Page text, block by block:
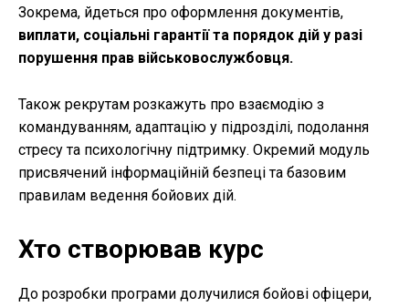
Зокрема, йдеться про оформлення документів,
виплати, соціальні гарантії та порядок дій у разі
порушення прав військовослужбовця.
Також рекрутам розкажуть про взаємодію з
командуванням, адаптацію у підрозділі, подолання
стресу та психологічну підтримку. Окремий модуль
присвячений інформаційній безпеці та базовим
правилам ведення бойових дій.
Хто створював курс
До розробки програми долучилися бойові офіцери,